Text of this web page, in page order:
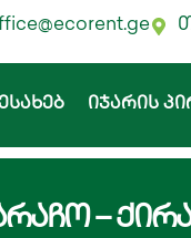
იჯარის
–